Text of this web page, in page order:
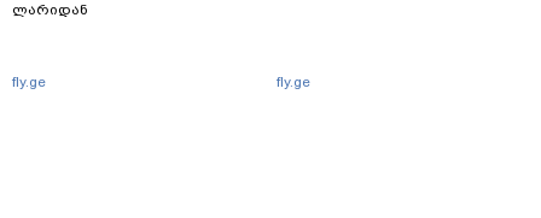
ლარიდან
fly.ge fly.ge